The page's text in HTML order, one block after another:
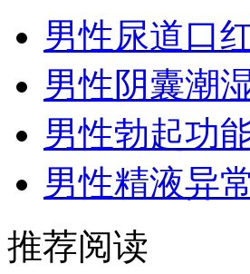
男性尿道口
男性阴囊潮
男性勃起功
男性精液异
推荐阅读